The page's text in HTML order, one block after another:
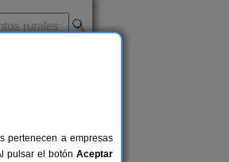
pertenecen a empresas
pulsar el botón Aceptar